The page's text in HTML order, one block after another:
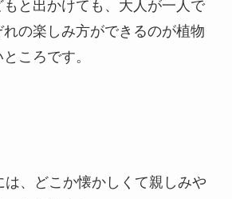
と出かけても、大人が一人で
の楽しみ方ができるのが植物
ころです。
は、どこか懐かしくて親しみや